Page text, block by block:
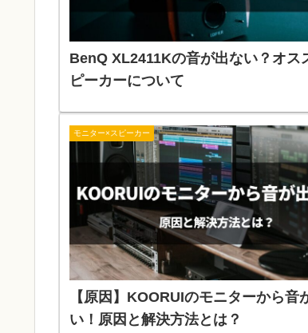
BenQ XL2411Kの音が出ない？オス
ピーカーについて
モニター×スピーカー
【原因】KOORUIのモニターから音
い！原因と解決方法とは？